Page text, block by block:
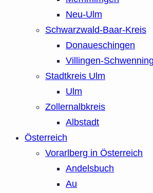
Neu-Ulm
Schwarzwald-Baar-Kreis
Donaueschingen
Villingen-
Stadtkreis Ulm
Ulm
Zollernalbkreis
Albstadt
Österreich
Vorarlberg in Österreich
Andelsbuch
Au